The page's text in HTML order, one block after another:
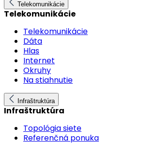
Telekomunikácie
Telekomunikácie
Telekomunikácie
Dáta
Hlas
Internet
Okruhy
Na stiahnutie
Infraštruktúra
Infraštruktúra
Topológia siete
Referenčná ponuka